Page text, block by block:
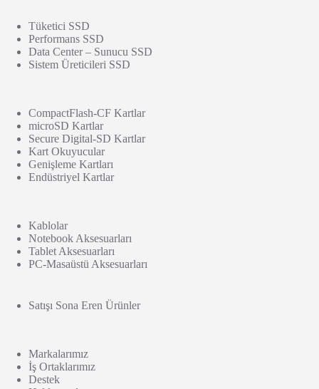
Tüketici SSD
Performans SSD
Data Center – Sunucu SSD
Sistem Üreticileri SSD
CompactFlash-CF Kartlar
microSD Kartlar
Secure Digital-SD Kartlar
Kart Okuyucular
Genişleme Kartları
Endüstriyel Kartlar
Kablolar
Notebook Aksesuarları
Tablet Aksesuarları
PC-Masaüstü Aksesuarları
Satışı Sona Eren Ürünler
Markalarımız
İş Ortaklarımız
Destek